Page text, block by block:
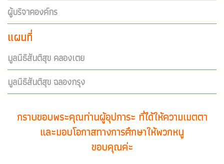
ผู้บริจาคองค์กร
แผนที่
มูลนิธิสันติสุข คลองเตย
มูลนิธิสันติสุข ฉลองกรุง
กราบขอบพระคุณท่านผู้อุปการะ ที่ได้ให้ความเมตตา
และมอบโอกาสทางการศึกษาให้พวกหนู
ขอบคุณค่ะ